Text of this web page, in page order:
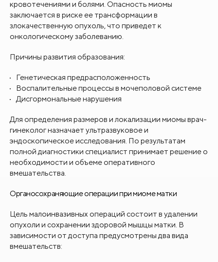
кровотечениями и болями. Опасность миомы
заключается в риске ее трансформации в
злокачественную опухоль, что приведет к
онкологическому заболеванию.
Причины развития образования:
Генетическая предрасположенность
Воспалительные процессы в мочеполовой системе
Дисгормональные нарушения
Для определения размеров и локализации миомы врач-
гинеколог назначает ультразвуковое и
эндоскопическое исследования. По результатам
полной диагностики специалист принимает решение о
необходимости и объеме оперативного
вмешательства.
Органосохраняющие операции при миоме матки
Цель малоинвазивных операций состоит в удалении
опухоли и сохранении здоровой мышцы матки. В
зависимости от доступа предусмотрены два вида
вмешательств: